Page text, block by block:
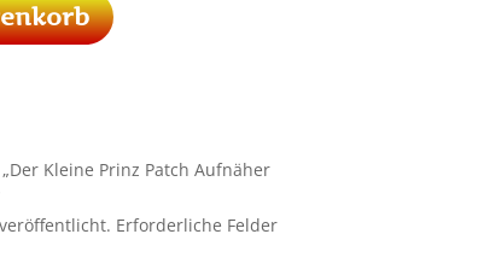
Kleine Prinz Patch Aufnäher
Erforderliche Felder